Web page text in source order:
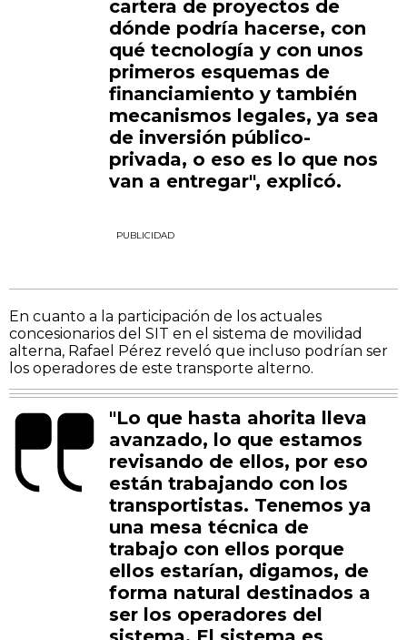
cartera de proyectos de
dónde podría hacerse, con
qué tecnología y con unos
primeros esquemas de
financiamiento y también
mecanismos legales, ya sea
de inversión público-
privada, o eso es lo que nos
van a entregar", explicó.
PUBLICIDAD
En cuanto a la participación de los actuales
concesionarios del SIT en el sistema de movilidad
alterna, Rafael Pérez reveló que incluso podrían ser
los operadores de este transporte alterno.
"Lo que hasta ahorita lleva
avanzado, lo que estamos
revisando de ellos, por eso
están trabajando con los
transportistas. Tenemos ya
una mesa técnica de
trabajo con ellos porque
ellos estarían, digamos, de
forma natural destinados a
ser los operadores del